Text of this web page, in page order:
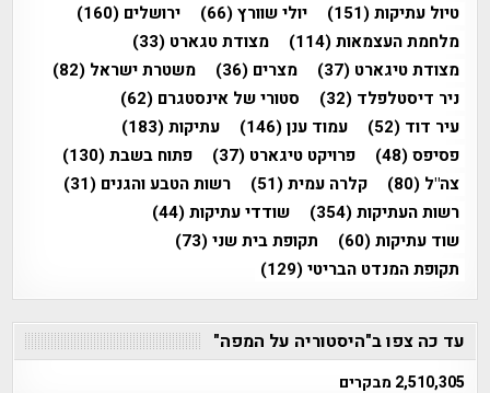
טיול עתיקות(151) יולי שוורץ(66) ירושלים (160)
מלחמת העצמאות(114) מצודת טגארט (33)
מצודת טיגארט (37) מצרים (36) משטרת ישראל (82)
ניר דיסטלפלד (32) סטורי של אינסטגרם (62)
עיר דוד (52) עמוד ענן(146) עתיקות(183)
פסיפס(48) פרויקט טיגארט (37) פתוח בשבת(130)
צה"ל (80) קלרה עמית(51) רשות הטבע והגנים (31)
רשות העתיקות(354) שודדי עתיקות(44)
שוד עתיקות(60) תקופת בית שני(73)
תקופת המנדט הבריטי(129)
עד כה צפו ב"היסטוריה על המפה"
2,510,305 מבקרים